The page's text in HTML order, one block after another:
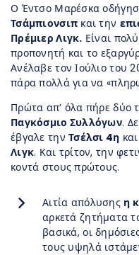
Ο Έντσο Μαρέσκα
Τσάμπιονσιπ και την
Πρέμιερ Λιγκ. Είναι
προπονητή και το
Ανέλαβε τον Ιούλιο του
πάρα πολλά για να
Πρώτα απ’ όλα πήρε δύο
Παγκόσμιο Συλλόγων.
έβγαλε τηνΤσέλσι 4η
Λιγκ. Και τρίτον, την
κοντά στους πρώτους.
Αιτία απόλυσης η
αρκετά ζητήματα
βασικά, οι
τους υψηλά